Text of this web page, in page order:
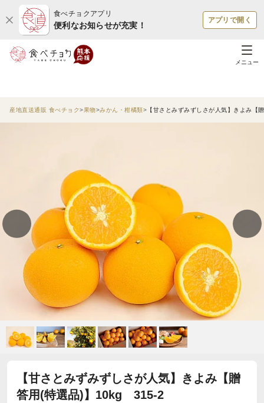
食べチョクアプリ
便利なお知らせが充実！
アプリで開く
メニュー
産地直送通販 食べチョク 果物 みかん・柑橘類 【甘さとみずみずしさが人気】きよみ
【甘さとみずみずしさが人気】きよみ【贈
答用(特選品)】10kg 315-2